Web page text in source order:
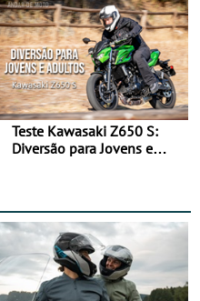
Teste Kawasaki Z650 S:
Diversão para Jovens e